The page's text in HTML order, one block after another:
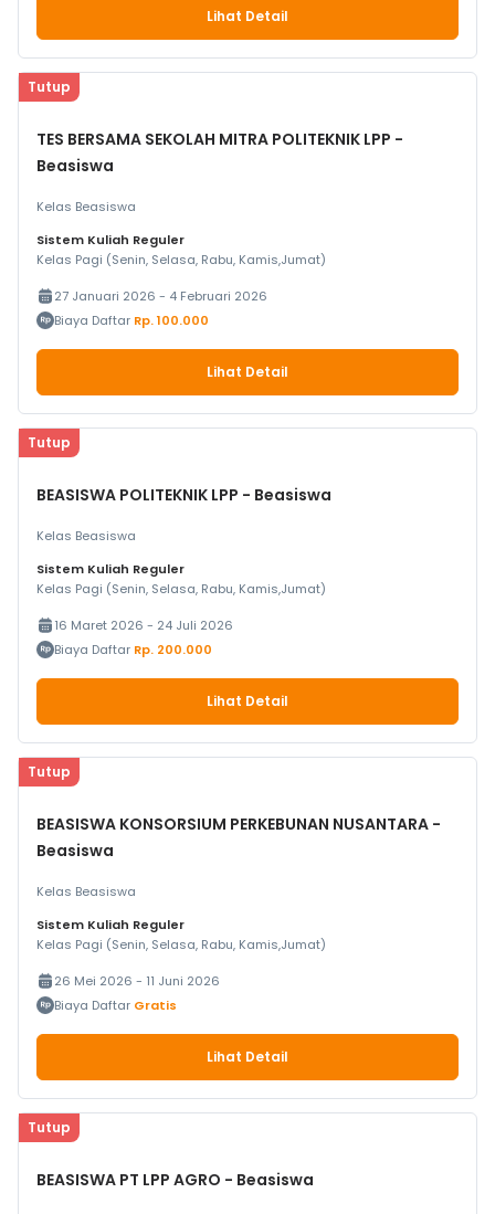
Lihat Detail
Tutup
TES BERSAMA SEKOLAH MITRA POLITEKNIK LPP -
Beasiswa
Kelas Beasiswa
Sistem Kuliah Reguler
Kelas Pagi (Senin, Selasa, Rabu, Kamis,Jumat)
27 Januari 2026 - 4 Februari 2026
Biaya Daftar Rp. 100.000
Lihat Detail
Tutup
BEASISWA POLITEKNIK LPP - Beasiswa
Kelas Beasiswa
Sistem Kuliah Reguler
Kelas Pagi (Senin, Selasa, Rabu, Kamis,Jumat)
16 Maret 2026 - 24 Juli 2026
Biaya Daftar Rp. 200.000
Lihat Detail
Tutup
BEASISWA KONSORSIUM PERKEBUNAN NUSANTARA -
Beasiswa
Kelas Beasiswa
Sistem Kuliah Reguler
Kelas Pagi (Senin, Selasa, Rabu, Kamis,Jumat)
26 Mei 2026 - 11 Juni 2026
Biaya Daftar Gratis
Lihat Detail
Tutup
BEASISWA PT LPP AGRO - Beasiswa